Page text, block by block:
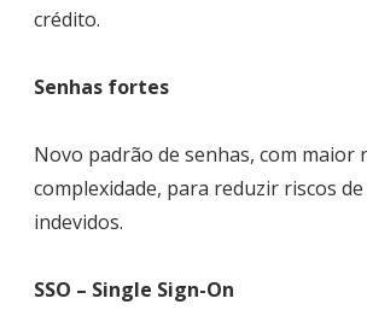
crédito.
Senhas fortes
Novo padrão de senhas, com maior
complexidade, para reduzir riscos de
indevidos.
SSO – Single Sign-On